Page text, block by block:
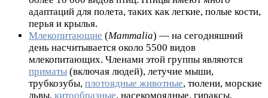
адаптаций для полета, таких как легкие, полые кости,
перья и крылья.
Млекопитающие (Mammalia) — на сегодняшний
день насчитывается около 5500 видов
млекопитающих. Членами этой группы являются
приматы (включая людей), летучие мыши,
трубкозубы, плотоядные животные, тюлени, морские
львы, китообразные, насекомоядные, гираксы,